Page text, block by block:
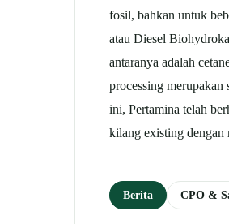
fosil, bahkan untuk
atau Diesel
antaranya adalah
processing
ini, Pertamina telah
kilang existing
Berita CPO &